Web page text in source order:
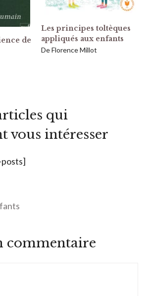
de
Les principes toltèques
appliqués aux enfants
De Florence Millot
qui
vous intéresser
commentaire